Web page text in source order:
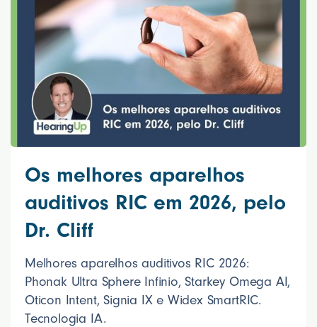
Os melhores aparelhos
auditivos RIC em 2026, pelo
Dr. Cliff
Melhores aparelhos auditivos RIC 2026:
Phonak Ultra Sphere Infinio, Starkey Omega AI,
Oticon Intent, Signia IX e Widex SmartRIC.
Tecnologia IA.